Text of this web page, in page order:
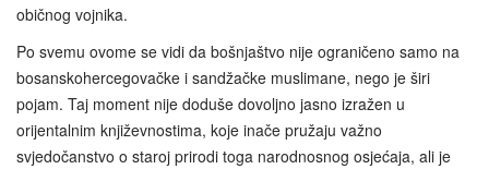
običnog vojnika.
Po svemu ovome se vidi da bošnjaštvo nije ograničeno samo na
bosanskohercegovačke i sandžačke muslimane, nego je širi
pojam. Taj moment nije doduše dovoljno jasno izražen u
orijentalnim književnostima, koje inače pružaju važno
svjedočanstvo o staroj prirodi toga narodnosnog osjećaja, ali je